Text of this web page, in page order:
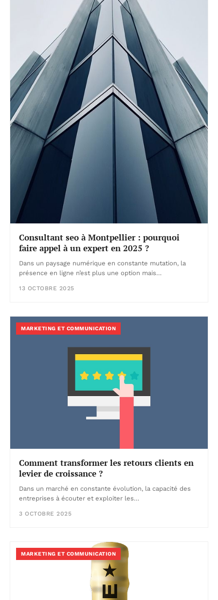
Consultant seo à Montpellier : pourquoi
faire appel à un expert en 2025 ?
Dans un paysage numérique en constante mutation, la
présence en ligne n’est plus une option mais…
13 OCTOBRE 2025
MARKETING ET COMMUNICATION
Comment transformer les retours clients en
levier de croissance ?
Dans un marché en constante évolution, la capacité des
entreprises à écouter et exploiter les…
3 OCTOBRE 2025
MARKETING ET COMMUNICATION